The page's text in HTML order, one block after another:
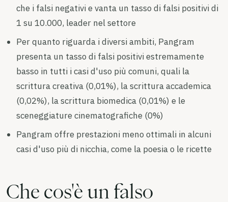
che i falsi negativi e vanta un tasso di falsi positivi di
1 su 10.000, leader nel settore
Per quanto riguarda i diversi ambiti, Pangram
presenta un tasso di falsi positivi estremamente
basso in tutti i casi d'uso più comuni, quali la
scrittura creativa (0,01%), la scrittura accademica
(0,02%), la scrittura biomedica (0,01%) e le
sceneggiature cinematografiche (0%)
Pangram offre prestazioni meno ottimali in alcuni
casi d'uso più di nicchia, come la poesia o le ricette
Che cos'è un falso